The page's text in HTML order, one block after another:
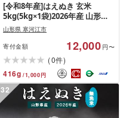
[令和8年産]はえぬき 玄米
5kg(5kg×1袋)2026年産 山形県
産 [2026年9月下旬頃より発送予
定] 012-C-JF039-R8
山形県 寒河江市
寄付金額 12,000 円〜
(0件)
416g /1,000円
32